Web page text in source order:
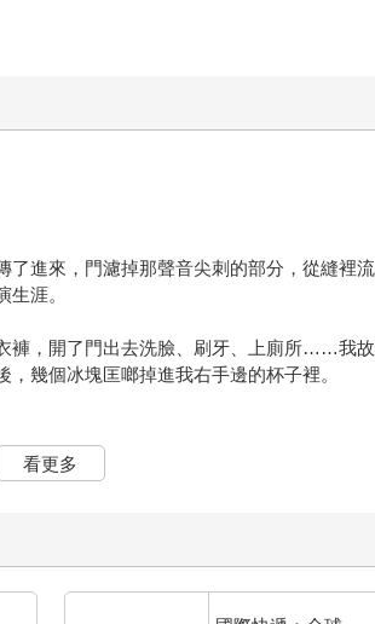
進來，門濾掉那聲音尖刺的部分，從縫裡
涯。
褲，開了門出去洗臉、刷牙、上廁所……我
幾個冰塊匡啷掉進我右手邊的杯子裡。
醒我晚上的聚餐。我縮著身體來回舀著香
看更多